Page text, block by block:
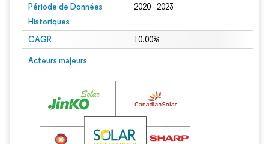
Période de Données
Historiques
2020 - 2023
CAGR 10.00%
Acteurs majeurs